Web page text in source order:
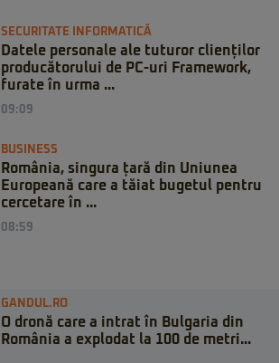
SECURITATE INFORMATICĂ
Datele personale ale tuturor clienților
producătorului de PC-uri Framework,
furate în urma ...
09:09
BUSINESS
România, singura țară din Uniunea
Europeană care a tăiat bugetul pentru
cercetare în ...
08:59
GANDUL.RO
O dronă care a intrat în Bulgaria din
România a explodat la 100 de metri...